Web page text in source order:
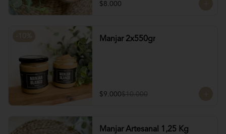
$8.000
Manjar 2x550gr
$9.000$10.000
Manjar Artesanal 1,25 Kg